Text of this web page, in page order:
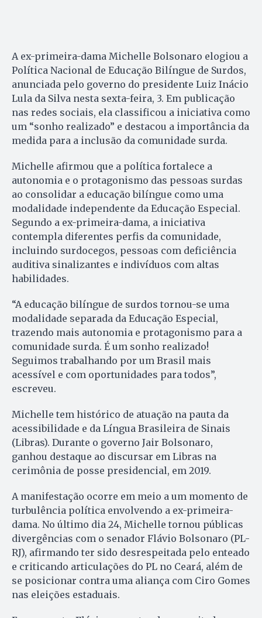
A ex-primeira-dama Michelle Bolsonaro elogiou a
Política Nacional de Educação Bilíngue de Surdos,
anunciada pelo governo do presidente Luiz Inácio
Lula da Silva nesta sexta-feira, 3. Em publicação
nas redes sociais, ela classificou a iniciativa como
um “sonho realizado” e destacou a importância da
medida para a inclusão da comunidade surda.
Michelle afirmou que a política fortalece a
autonomia e o protagonismo das pessoas surdas
ao consolidar a educação bilíngue como uma
modalidade independente da Educação Especial.
Segundo a ex-primeira-dama, a iniciativa
contempla diferentes perfis da comunidade,
incluindo surdocegos, pessoas com deficiência
auditiva sinalizantes e indivíduos com altas
habilidades.
“A educação bilíngue de surdos tornou-se uma
modalidade separada da Educação Especial,
trazendo mais autonomia e protagonismo para a
comunidade surda. É um sonho realizado!
Seguimos trabalhando por um Brasil mais
acessível e com oportunidades para todos”,
escreveu.
Michelle tem histórico de atuação na pauta da
acessibilidade e da Língua Brasileira de Sinais
(Libras). Durante o governo Jair Bolsonaro,
ganhou destaque ao discursar em Libras na
cerimônia de posse presidencial, em 2019.
A manifestação ocorre em meio a um momento de
turbulência política envolvendo a ex-primeira-
dama. No último dia 24, Michelle tornou públicas
divergências com o senador Flávio Bolsonaro (PL-
RJ), afirmando ter sido desrespeitada pelo enteado
e criticando articulações do PL no Ceará, além de
se posicionar contra uma aliança com Ciro Gomes
nas eleições estaduais.